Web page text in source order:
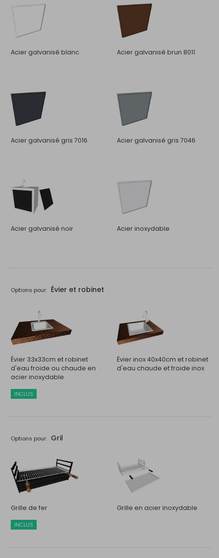
Acier galvanisé blanc Acier galvanisé brun 8011
Acier galvanisé gris 7016 Acier galvanisé gris 7046
Acier galvanisé noir Acier inoxydable
Options pour: Évier et robinet
Évier 33x33cm et robinet
d'eau froide ou chaude en
acier inoxydable
INCLUS
Évier inox 40x40cm et robinet
d'eau chaude et froide inox
Options pour: Gril
Grille de fer
INCLUS
Grille en acier inoxydable